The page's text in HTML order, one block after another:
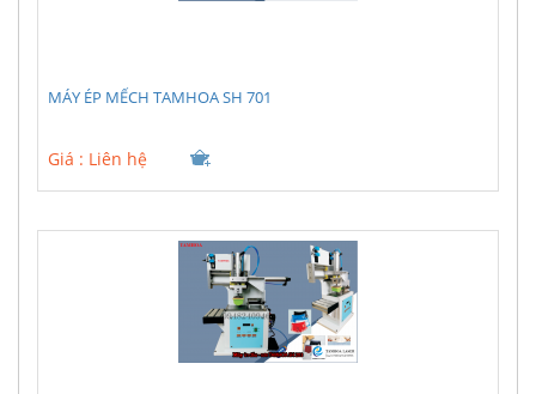
MÁY ÉP MẾCH TAMHOA SH 701
Giá : Liên hệ